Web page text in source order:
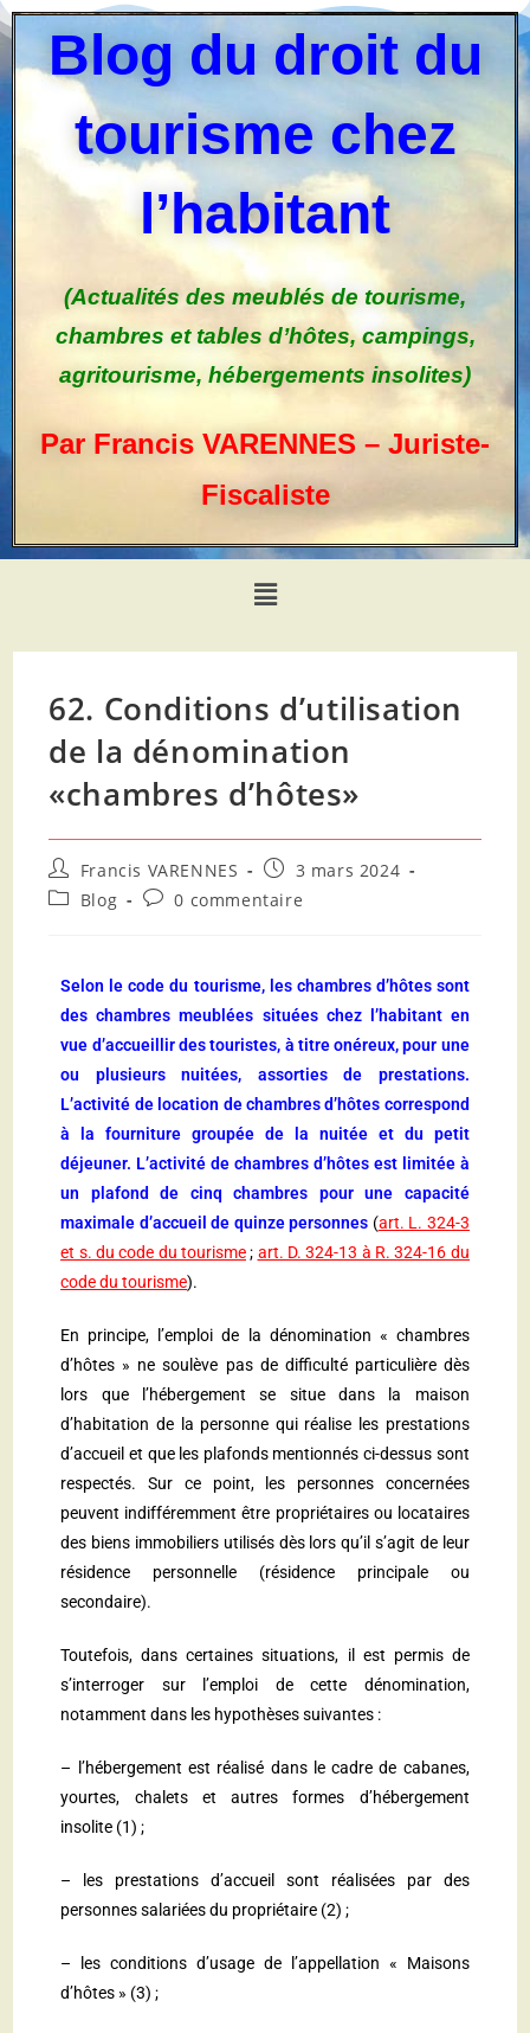
Blog du droit du
tourisme chez
l’habitant
(Actualités des meublés de tourisme,
chambres et tables d’hôtes, campings,
agritourisme, hébergements insolites)
Par Francis VARENNES – Juriste-
Fiscaliste
62. Conditions d’utilisation
de la dénomination
«chambres d’hôtes»
Francis VARENNES
3 mars 2024
Blog
0 commentaire
Selon le code du tourisme, les chambres d’hôtes sont
des chambres meublées situées chez l’habitant en
vue d’accueillir des touristes, à titre onéreux, pour une
ou plusieurs nuitées, assorties de prestations.
L’activité de location de chambres d’hôtes correspond
à la fourniture groupée de la nuitée et du petit
déjeuner. L’activité de chambres d’hôtes est limitée à
un plafond de cinq chambres pour une capacité
maximale d’accueil de quinze personnes (art. L. 324-3
et s. du code du tourisme; art. D. 324-13 à R. 324-16 du
code du tourisme).
En principe, l’emploi de la dénomination « chambres
d’hôtes » ne soulève pas de difficulté particulière dès
lors que l’hébergement se situe dans la maison
d’habitation de la personne qui réalise les prestations
d’accueil et que les plafonds mentionnés ci-dessus sont
respectés. Sur ce point, les personnes concernées
peuvent indifféremment être propriétaires ou locataires
des biens immobiliers utilisés dès lors qu’il s’agit de leur
résidence personnelle (résidence principale ou
secondaire).
Toutefois, dans certaines situations, il est permis de
s’interroger sur l’emploi de cette dénomination,
notamment dans les hypothèses suivantes :
– l’hébergement est réalisé dans le cadre de cabanes,
yourtes, chalets et autres formes d’hébergement
insolite (1) ;
– les prestations d’accueil sont réalisées par des
personnes salariées du propriétaire (2) ;
– les conditions d’usage de l’appellation « Maisons
d’hôtes » (3) ;